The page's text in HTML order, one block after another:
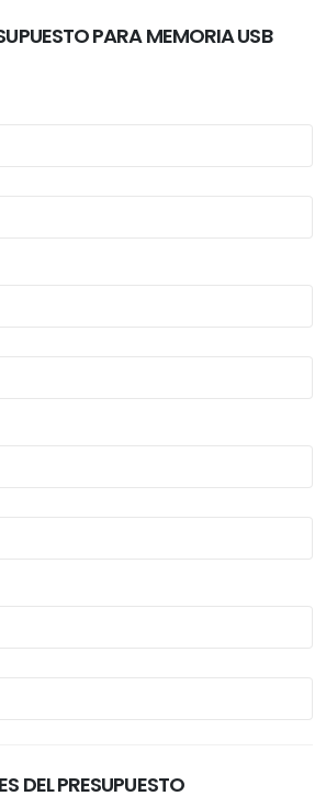
PARA MEMORIA USB
DEL PRESUPUESTO